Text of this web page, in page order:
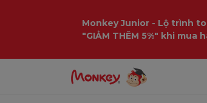
Monkey Junior - Lộ trình
"GIẢM THÊM 5%" khi